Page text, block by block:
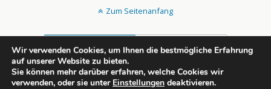
Zum Seitenanfang
All content Copyright rechtsportlich.net
Wir verwenden Cookies, um Ihnen die bestmögliche Erfahrung
auf unserer Website zu bieten.
Sie können mehr darüber erfahren, welche Cookies wir
verwenden, oder sie unter Einstellungen deaktivieren.